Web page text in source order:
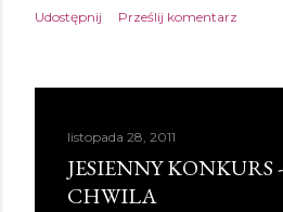
Udostępnij Prześlij komentarz
listopada 28, 2011
JESIENNY
CHWILA